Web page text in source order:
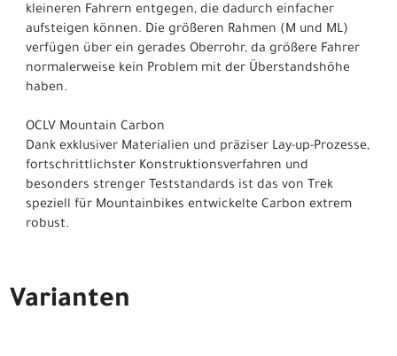
kleineren Fahrern entgegen, die dadurch einfacher
aufsteigen können. Die größeren Rahmen (M und ML)
verfügen über ein gerades Oberrohr, da größere Fahrer
normalerweise kein Problem mit der Überstandshöhe
haben.
OCLV Mountain Carbon
Dank exklusiver Materialien und präziser Lay-up-Prozesse,
fortschrittlichster Konstruktionsverfahren und
besonders strenger Teststandards ist das von Trek
speziell für Mountainbikes entwickelte Carbon extrem
robust.
Varianten